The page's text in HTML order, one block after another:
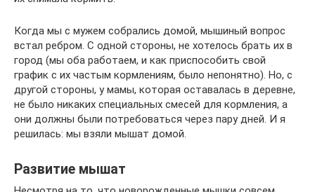
Когда мы с мужем собрались домой, мышиный вопрос
встал ребром. С одной стороны, не хотелось брать их в
город (мы оба работаем, и как приспособить свой
график с их частым кормлениям, было непонятно). Но, с
другой стороны, у мамы, которая оставалась в деревне,
не было никаких специальных смесей для кормления, а
они должны были потребоваться через пару дней. И я
решилась: мы взяли мышат домой.
Развитие мышат